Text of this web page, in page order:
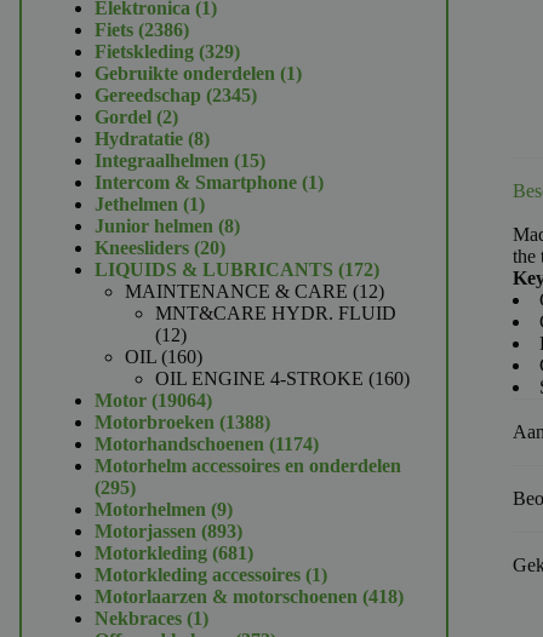
the
Elektronica 11
Fiets 23862386
producten
Fietskleding 329329
producten
Gebruikte onderdelen 11
Gereedschap 23452345
Gordel 22
producten
Hydratatie 88
producten
Integraalhelmen 1515
producten
Intercom & Smartphone 11
Jethelmen 11
product
Junior helmen 88
Kneesliders 2020
producten
LIQUIDS & LUBRICANTS 172172
producten
MAINTENANCE & CARE 1212
producten
MNT&CARE HYDR. FLUID
1212
producten
OIL 160160
producten
OIL ENGINE 4-STROKE 160160
Motor 1906419064
producten
Motorbroeken 13881388
producten
Motorhandschoenen 11741174
producten
Motorhelm accessoires en onderdelen
295295
producten
Motorhelmen 99
producten
Motorjassen 893893
producten
Motorkleding 681681
producten
Motorkleding accessoires 11
product
Motorlaarzen & motorschoenen 418418
Nekbraces 11